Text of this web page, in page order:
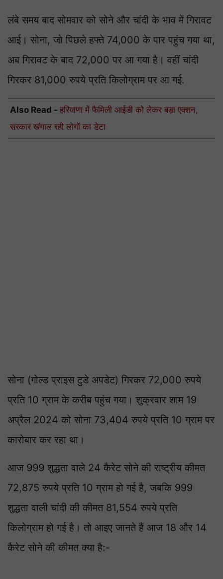
लंबे समय बाद सोमवार को सोने और चांदी के भाव में गिरावट
आई। सोना, जो पिछले हफ्ते 74,000 के पार पहुंच गया था,
अब गिरावट के बाद 72,000 पर आ गया है। वहीं चांदी
गिरकर 81,000 रुपये प्रति किलोग्राम पर आ गई.
Also Read - हरियाणा में फैमिली आईडी को लेकर बड़ा एक्शन,
सरकार खंगाल रही लोगों का डेटा
सोना (गोल्ड प्राइस टुडे अपडेट) गिरकर 72,000 रुपये
प्रति 10 ग्राम के करीब पहुंच गया। शुक्रवार शाम 19
अप्रैल 2024 को सोना 73,404 रुपये प्रति 10 ग्राम पर
कारोबार कर रहा था।
आज 999 शुद्धता वाले 24 कैरेट सोने की राष्ट्रीय कीमत
72,875 रुपये प्रति 10 ग्राम हो गई है, जबकि 999
शुद्धता वाली चांदी की कीमत 81,554 रुपये प्रति
किलोग्राम हो गई है। तो आइए जानते हैं आज 18 और 14
कैरेट सोने की कीमत क्या है:-